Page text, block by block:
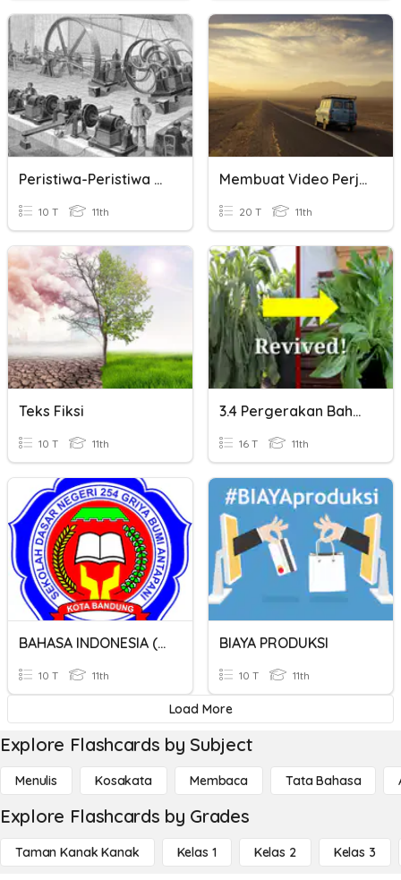
Peristiwa-Peristiwa Besar Di Eropa
10 T 11th
Membuat Video Perjalanan
20 T 11th
Teks Fiksi
10 T 11th
3.4 Pergerakan Bahan Merentasi Membran Plasma Dalam Kehidupan
16 T 11th
BAHASA INDONESIA ( NON FIKSI )
10 T 11th
BIAYA PRODUKSI
10 T 11th
Load More
Explore Flashcards by Subject
Menulis Kosakata Membaca Tata Bahasa
Explore Flashcards by Grades
Taman Kanak Kanak Kelas 1 Kelas 2 Kelas 3